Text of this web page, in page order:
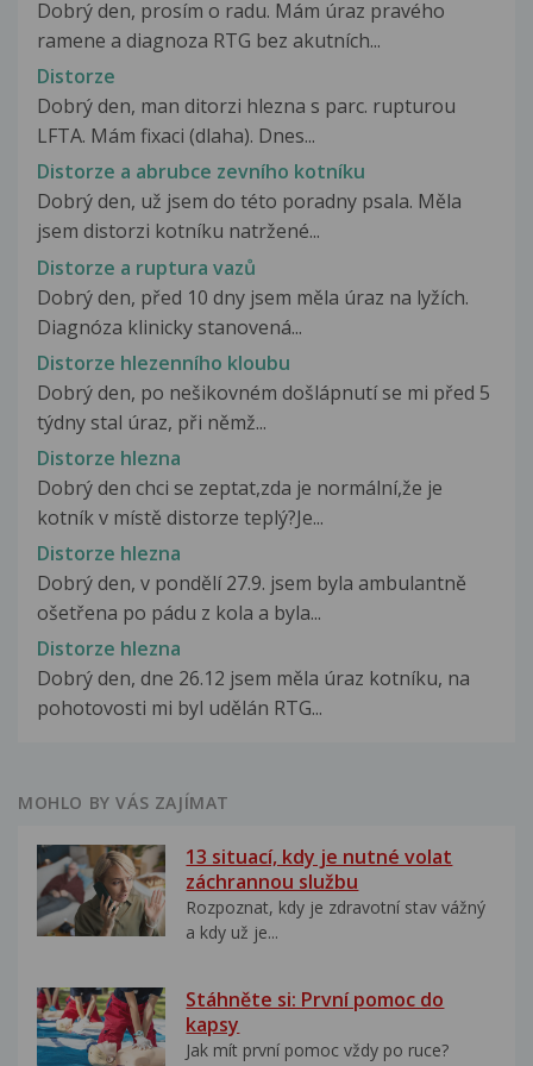
Dobrý den, prosím o radu. Mám úraz pravého
ramene a diagnoza RTG bez akutních...
Distorze
Dobrý den, man ditorzi hlezna s parc. rupturou
LFTA. Mám fixaci (dlaha). Dnes...
Distorze a abrubce zevního kotníku
Dobrý den, už jsem do této poradny psala. Měla
jsem distorzi kotníku natržené...
Distorze a ruptura vazů
Dobrý den, před 10 dny jsem měla úraz na lyžích.
Diagnóza klinicky stanovená...
Distorze hlezenního kloubu
Dobrý den, po nešikovném došlápnutí se mi před 5
týdny stal úraz, při němž...
Distorze hlezna
Dobrý den chci se zeptat,zda je normální,že je
kotník v místě distorze teplý?Je...
Distorze hlezna
Dobrý den, v pondělí 27.9. jsem byla ambulantně
ošetřena po pádu z kola a byla...
Distorze hlezna
Dobrý den, dne 26.12 jsem měla úraz kotníku, na
pohotovosti mi byl udělán RTG...
MOHLO BY VÁS ZAJÍMAT
13 situací, kdy je nutné volat
záchrannou službu
Rozpoznat, kdy je zdravotní stav vážný
a kdy už je...
Stáhněte si: První pomoc do
kapsy
Jak mít první pomoc vždy po ruce?